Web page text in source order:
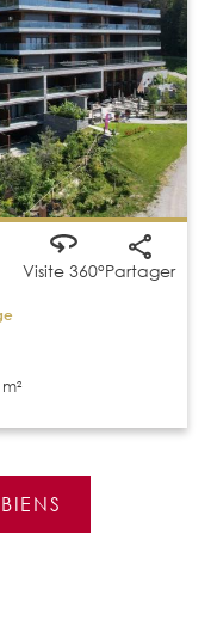
Visite 360°Partager